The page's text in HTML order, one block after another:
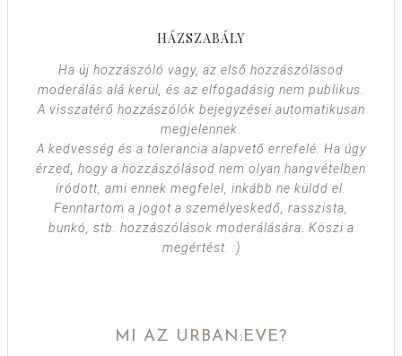
HÁZSZABÁLY
Ha új hozzászóló vagy, az első hozzászólásod
moderálás alá kerül, és az elfogadásig nem publikus.
A visszatérő hozzászólók bejegyzései automatikusan
megjelennek.
A kedvesség és a tolerancia alapvető errefelé. Ha úgy
érzed, hogy a hozzászólásod nem olyan hangvételben
íródott, ami ennek megfelel, inkább ne küldd el.
Fenntartom a jogot a személyeskedő, rasszista,
bunkó, stb. hozzászólások moderálására. Köszi a
megértést. :)
MI AZ URBAN:EVE?